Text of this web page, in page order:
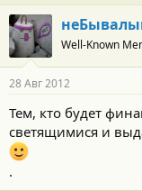
Well-Known
28 Авг 2012
Тем, кто будет
светящимися и
.